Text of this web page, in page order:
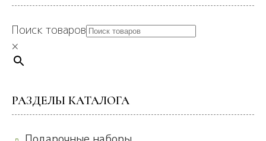
Поиск товаров
×
РАЗДЕЛЫ КАТАЛОГА